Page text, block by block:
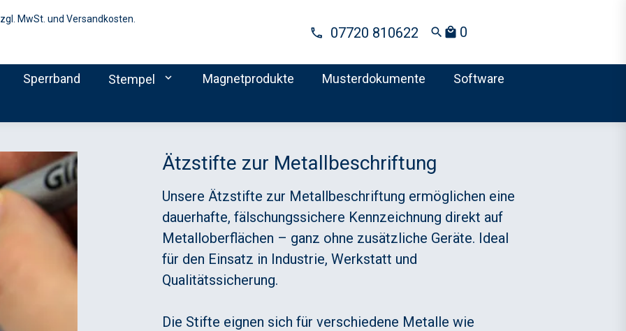
MwSt. und Versandkosten.
07720 810622 search local_mall 0
Sperrband Stempel expand_more Magnetprodukte Musterdokumente
Software
Ätzstifte zur Metallbeschriftung
Unsere Ätzstifte zur Metallbeschriftung ermöglichen eine
dauerhafte, fälschungssichere Kennzeichnung direkt auf
Metalloberflächen – ganz ohne zusätzliche Geräte. Ideal
für den Einsatz in Industrie, Werkstatt und
Qualitätssicherung.
Die Stifte eignen sich für verschiedene Metalle wie